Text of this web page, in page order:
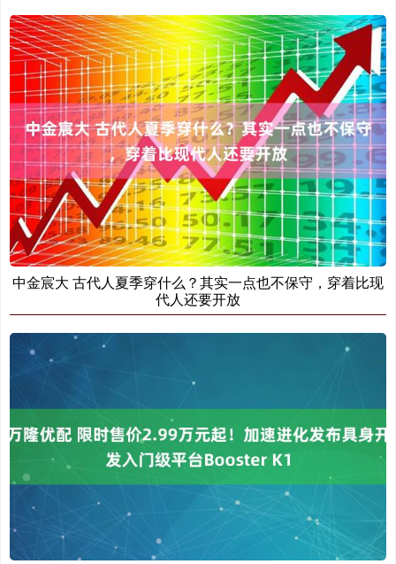
中金宸大 古代人夏季穿什么？其实一点也不保守，穿着比现
代人还要开放